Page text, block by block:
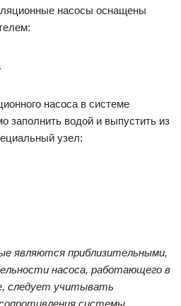
насосы оснащены
насоса в системе
заполнить водой и выпустить из
узел:
являются приблизительными,
насоса, работающего в
следует учитывать
системы.